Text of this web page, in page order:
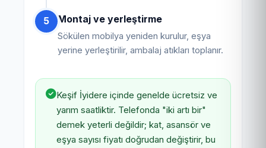
5 Montaj ve yerleştirme
Sökülen mobilya yeniden kurulur, eşya
yerine yerleştirilir, ambalaj atıkları toplanır.
Keşif İyidere içinde genelde ücretsiz ve
yarım saatliktir. Telefonda "iki artı bir"
demek yeterli değildir; kat, asansör ve
eşya sayısı fiyatı doğrudan değiştirir, bu